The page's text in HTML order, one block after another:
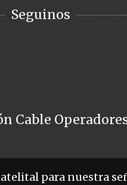
Seguinos
Cable
para nuestra